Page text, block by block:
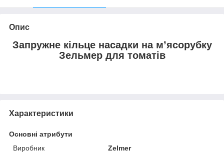
Опис
Запружне кільце насадки на м’ясорубку
Зельмер для томатів
Характеристики
Основні атрибути
Виробник
Zelmer